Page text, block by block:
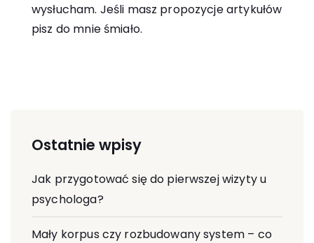
wysłucham. Jeśli masz propozycje artykułów
pisz do mnie śmiało.
Ostatnie wpisy
Jak przygotować się do pierwszej wizyty u
psychologa?
Mały korpus czy rozbudowany system – co